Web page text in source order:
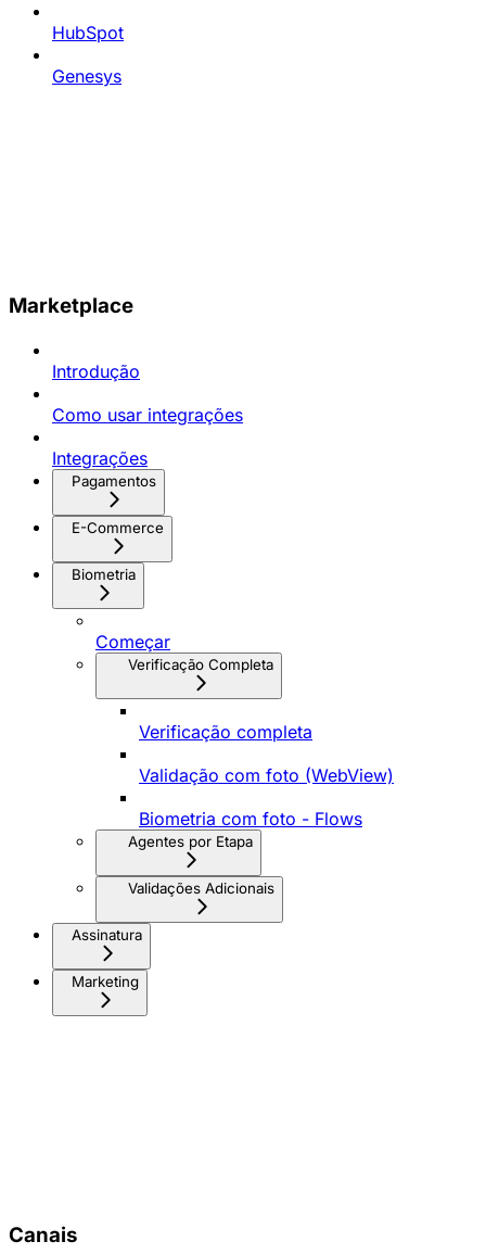
HubSpot
Genesys
Marketplace
Introdução
Como usar integrações
Integrações
Pagamentos
E-Commerce
Biometria
Começar
Verificação Completa
Verificação completa
Validação com foto (WebView)
Biometria com foto - Flows
Agentes por Etapa
Validações Adicionais
Assinatura
Marketing
Canais